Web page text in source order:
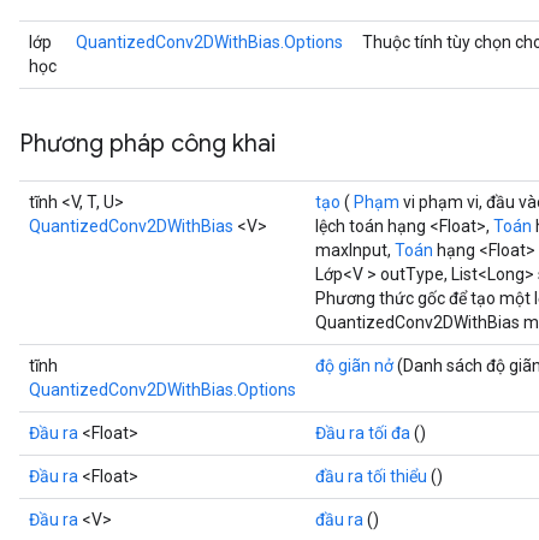
lớp
học
QuantizedConv2DWithBias.Options Thuộc tính tùy chọn
Phương pháp công khai
tĩnh <V, T, U>
QuantizedConv2DWithBias <V>
tạo ( Phạm vi phạm vi, đầu
lệch toán hạng <Float>, Toán
maxInput, Toán hạng
Lớp<V > outType,
Phương thức gốc để tạo một
QuantizedConv2DWithBias
tĩnh
QuantizedConv2DWithBias.Options
độ giãn nở(Danh sách độ
Đầu ra <Float> Đầu ra tối đa ()
Đầu ra <Float> đầu ra tối thiểu ()
Đầu ra <V> đầu ra ()